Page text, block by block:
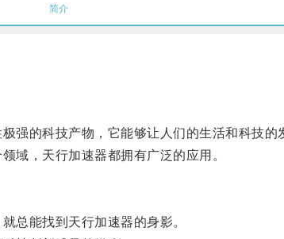
简介
的科技产物，它能够让人们的生活和科技的
，天行加速器都拥有广泛的应用。
能找到天行加速器的身影。